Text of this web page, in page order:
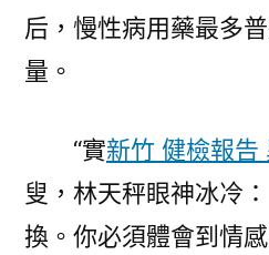
后，慢性病用藥最多
量。
“實新竹 健檢報告
叟，林天秤眼神冰冷
換。你必須體會到情